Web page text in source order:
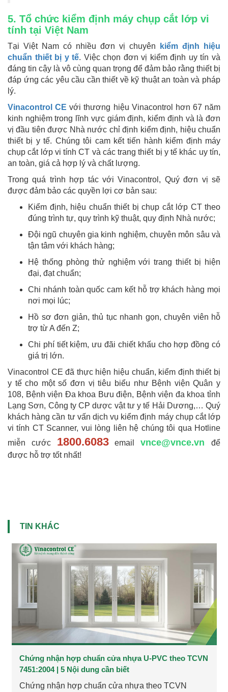
5. Tổ chức kiểm định máy chụp cắt lớp vi
tính tại Việt Nam
Tại Việt Nam có nhiều đơn vị chuyên
kiểm định hiệu
chuẩn thiết bị y tế. Việc chọn đơn vị kiểm định uy tín và
đáng tin cậy là vô cùng quan trọng để đảm bảo rằng thiết bị
đáp ứng các yêu cầu cần thiết về kỹ thuật an toàn và pháp
lý.
Vinacontrol CE với thương hiệu Vinacontrol hơn 67 năm
kinh nghiệm trong lĩnh vực giám định, kiểm định và là đơn
vị đầu tiên được Nhà nước chỉ định kiểm định, hiệu chuẩn
thiết bị y tế. Chúng tôi cam kết tiến hành kiểm định máy
chụp cắt lớp vi tính CT và các trang thiết bị y tế khác uy tín,
an toàn, giá cả hợp lý và chất lượng.
Trong quá trình hợp tác với Vinacontrol, Quý đơn vị sẽ
được đảm bảo các quyền lợi cơ bản sau:
Kiểm định, hiệu chuẩn thiết bị chụp cắt lớp CT theo
đúng trình tự, quy trình kỹ thuật, quy định Nhà nước;
Đội ngũ chuyên gia kinh nghiệm, chuyên môn sâu và
tận tâm với khách hàng;
Hệ thống phòng thử nghiệm với trang thiết bị hiện
đại, đạt chuẩn;
Chi nhánh toàn quốc cam kết hỗ trợ khách hàng mọi
nơi mọi lúc;
Hồ sơ đơn giản, thủ tục nhanh gọn, chuyên viên hỗ
trợ từ A đến Z;
Chi phí tiết kiệm, ưu đãi chiết khấu cho hợp đồng có
giá trị lớn.
Vinacontrol CE đã thực hiện hiệu chuẩn, kiểm định thiết bị
y tế cho một số đơn vị tiêu biểu như Bệnh viện Quân y
108, Bệnh viện Đa khoa Bưu điện, Bệnh viện đa khoa tỉnh
Lạng Sơn, Công ty CP dược vật tư y tế Hải Dương,… Quý
khách hàng cần tư vấn dịch vụ kiểm định máy chụp cắt lớp
vi tính CT Scanner, vui lòng liên hệ chúng tôi qua Hotline
miễn cước 1800.6083emailvnce@vnce.vn
để
được hỗ trợ tốt nhất!
TIN KHÁC
Chứng nhận hợp chuẩn cửa nhựa U-PVC theo TCVN
7451:2004 | 5 Nội dung cần biết
Chứng nhận hợp chuẩn cửa nhựa theo TCVN